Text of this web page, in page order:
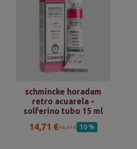
schmincke horadam
retro acuarela -
solferino tubo 15 ml
14,71 €16,34 € 10 %